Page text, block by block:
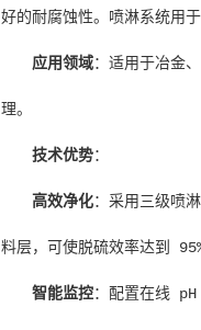
好的耐腐蚀性。喷淋系统用
应用领域：适用于冶金
理。
技术优势：
高效净化：采用三级喷
料层，可使脱硫效率达到
智能监控：配置在线